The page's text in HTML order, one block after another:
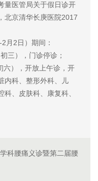
医管局关于假日诊开
北京清华长庚医院2017
2日）期间：
），门诊停诊；
），开放上午诊，开
内科、整形外科、儿
、皮肤科、康复科、
科腰痛义诊暨第二届腰